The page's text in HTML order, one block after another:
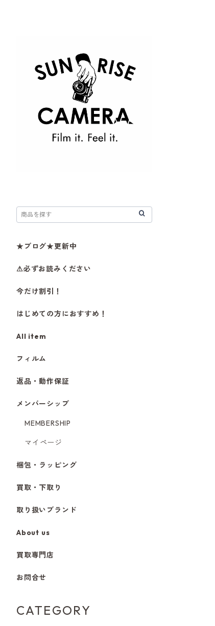
★ブログ★更新中
⚠必ずお読みください
今だけ割引！
はじめての方におすすめ！
All item
フィルム
返品・動作保証
メンバーシップ
MEMBERSHIP
マイページ
梱包・ラッピング
買取・下取り
取り扱いブランド
About us
買取専門店
お問合せ
CATEGORY